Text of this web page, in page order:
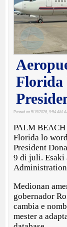
Florida
Posted on 5/19/2026, 9:54 AM
PALM
Florida lo
President
9 di juli. Esaki
Medionan
gobernador
cambia e
mester a